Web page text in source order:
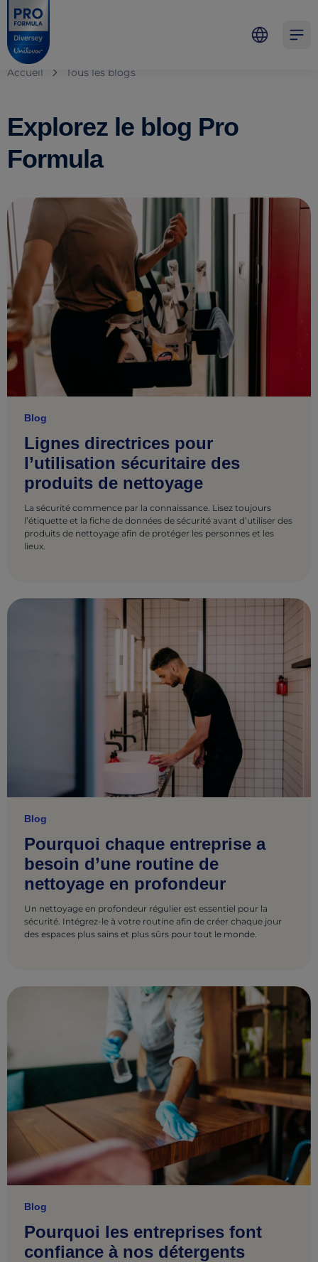
Skip to main content
Skip to navigation
Skip to footer
Pro Formula
Accueil Tous les blogs
Explorez le blog Pro
Formula
Blog
Lignes directrices pour
l’utilisation sécuritaire des
produits de nettoyage
La sécurité commence par la connaissance. Lisez toujours
l’étiquette et la fiche de données de sécurité avant d’utiliser des
produits de nettoyage afin de protéger les personnes et les
lieux.
Blog
Pourquoi chaque entreprise a
besoin d’une routine de
nettoyage en profondeur
Un nettoyage en profondeur régulier est essentiel pour la
sécurité. Intégrez-le à votre routine afin de créer chaque jour
des espaces plus sains et plus sûrs pour tout le monde.
Blog
Pourquoi les entreprises font
confiance à nos détergents